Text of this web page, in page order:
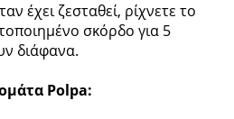
έχει ζεσταθεί, ρίχνετε το
σκόρδο για 5
διάφανα.
Polpa: